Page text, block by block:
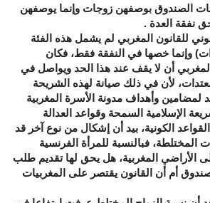
الصندوق بوصفهن زوجات وإنما يوصفهن
نفقة العدة .
للقانون المغربي لم يشمل هذه الفئة
وإنما خصها في النفقة فقط، فكان
أن لا يقف عند هذا الحد ويواصل في
لأن في ذلك صيانة لهذه الشريحة
لمضامين وأهداف مدونة الأسرة المغربية
الإسلامية السمحة وقواعد العدالة
الكونية، بيد أن إشكال من نوع آخر قد
المختلطة، فبالنسبة للمرأة الفرنسية
الأراضي المغربية، هل يحق لها تقديم طلب
أم أن القانون يقتصر على المغربيات